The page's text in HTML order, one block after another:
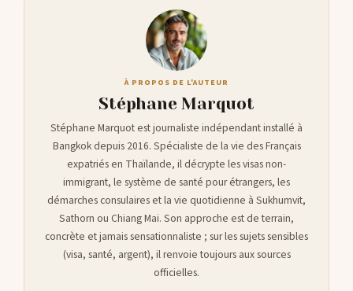
À PROPOS DE L'AUTEUR
Stéphane Marquot
Stéphane Marquot est journaliste indépendant installé à
Bangkok depuis 2016. Spécialiste de la vie des Français
expatriés en Thaïlande, il décrypte les visas non-
immigrant, le système de santé pour étrangers, les
démarches consulaires et la vie quotidienne à Sukhumvit,
Sathorn ou Chiang Mai. Son approche est de terrain,
concrète et jamais sensationnaliste ; sur les sujets sensibles
(visa, santé, argent), il renvoie toujours aux sources
officielles.